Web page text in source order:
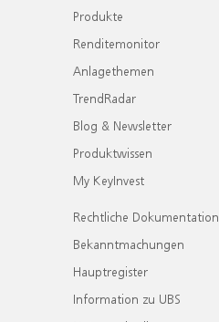
Produkte
Renditemonitor
Anlagethemen
TrendRadar
Blog & Newsletter
Produktwissen
My KeyInvest
Rechtliche Dokumentation
Bekanntmachungen
Hauptregister
Information zu UBS